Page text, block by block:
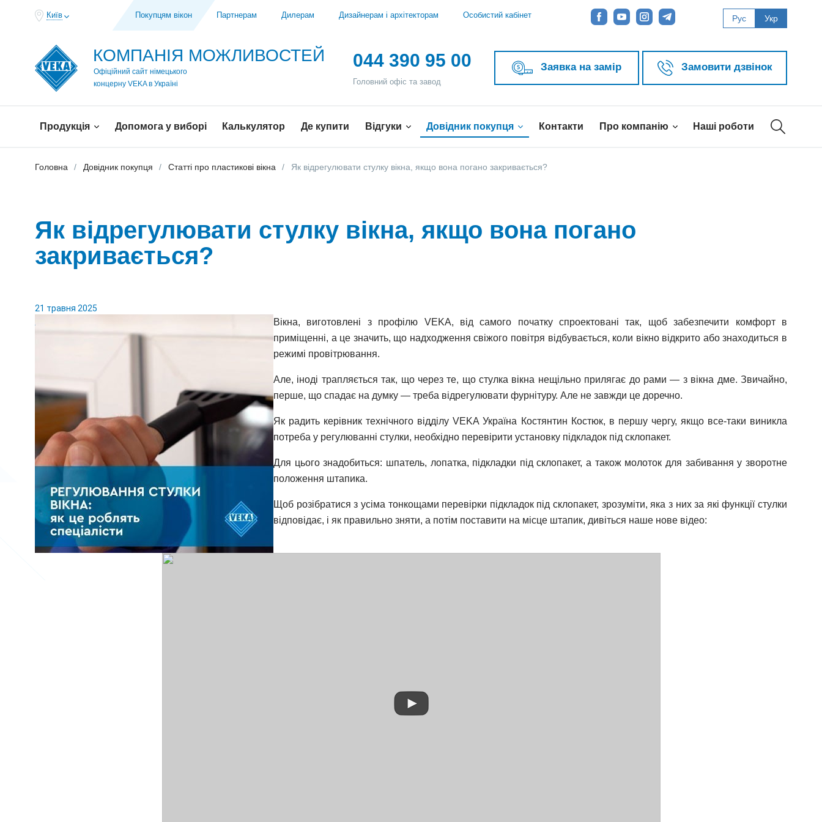
Київ Покупцям вікон Партнерам Дилерам Дизайнерам і архітекторам Особистий кабінет Рус Укр
КОМПАНІЯ МОЖЛИВОСТЕЙ
Офіційний сайт німецького
концерну VEKA в Україні
044 390 95 00
Головний офіс та завод
Заявка на замір Замовити дзвінок
Продукція Допомога у виборі Калькулятор Де купити Відгуки Довідник покупця Контакти Про компанію Наші роботи
Головна Довідник покупця Статті про пластикові вікна Як відрегулювати стулку вікна, якщо вона погано закривається?
Як відрегулювати стулку вікна, якщо вона погано
закривається?
21 травня 2025
Вікна, виготовлені з профілю VEKA, від самого початку спроектовані так, щоб забезпечити комфорт в
приміщенні, а це значить, що надходження свіжого повітря відбувається, коли вікно відкрито або знаходиться в
режимі провітрювання.
Але, іноді трапляється так, що через те, що стулка вікна нещільно прилягає до рами — з вікна дме. Звичайно,
перше, що спадає на думку — треба відрегулювати фурнітуру. Але не завжди це доречно.
Як радить керівник технічного відділу VEKA Україна Костянтин Костюк, в першу чергу, якщо все-таки виникла
потреба у регулюванні стулки, необхідно перевірити установку підкладок під склопакет.
Для цього знадобиться: шпатель, лопатка, підкладки під склопакет, а також молоток для забивання у зворотне
положення штапика.
Щоб розібратися з усіма тонкощами перевірки підкладок під склопакет, зрозуміти, яка з них за які функції стулки
відповідає, і як правильно зняти, а потім поставити на місце штапик, дивіться наше нове відео: